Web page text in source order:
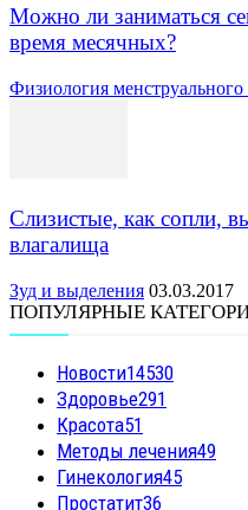
Можно ли заниматься
время месячных?
Физиология менструального
Слизистые, как сопли,
влагалища
Зуд и выделения 03.03.2017
ПОПУЛЯРНЫЕ
Новости14530
Здоровье291
Красота51
Методы лечения49
Гинекология45
Простатит36